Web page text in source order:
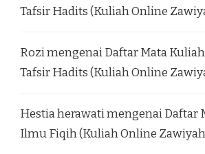
Tafsir Hadits (Kuliah Online
RozimengenaiDaftar Mata
Tafsir Hadits (Kuliah Online
Hestia herawatimengenaiDaftar
Ilmu Fiqih (Kuliah Online Zawiyah